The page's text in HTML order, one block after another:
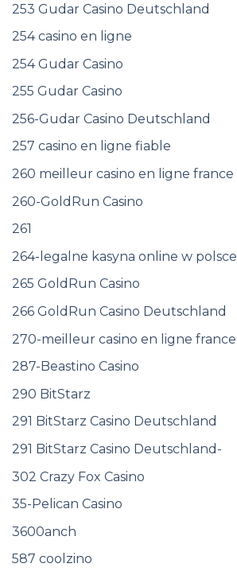
253 Gudar Casino Deutschland
254 casino en ligne
254 Gudar Casino
255 Gudar Casino
256-Gudar Casino Deutschland
257 casino en ligne fiable
260 meilleur casino en ligne france
260-GoldRun Casino
261
264-legalne kasyna online w polsce
265 GoldRun Casino
266 GoldRun Casino Deutschland
270-meilleur casino en ligne france
287-Beastino Casino
290 BitStarz
291 BitStarz Casino Deutschland
291 BitStarz Casino Deutschland-
302 Crazy Fox Casino
35-Pelican Casino
3600anch
587 coolzino